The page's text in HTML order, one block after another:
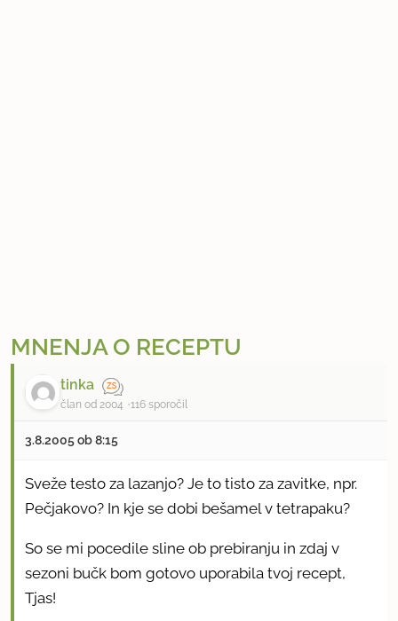
MNENJA O RECEPTU
tinka
član od 2004 116 sporočil
3.8.2005 ob 8:15
Sveže testo za lazanjo? Je to tisto za zavitke, npr.
Pečjakovo? In kje se dobi bešamel v tetrapaku?
So se mi pocedile sline ob prebiranju in zdaj v
sezoni bučk bom gotovo uporabila tvoj recept,
Tjas!